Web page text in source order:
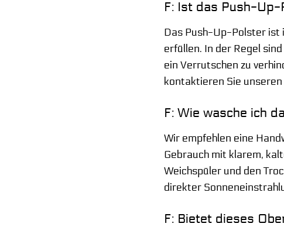
F: Ist das Push-
Das Push-Up-Polster ist
erfüllen. In der Regel
ein Verrutschen zu
kontaktieren Sie
F: Wie wasche ich
Wir empfehlen eine
Gebrauch mit klarem,
Weichspüler und den
direkter
F: Bietet dieses